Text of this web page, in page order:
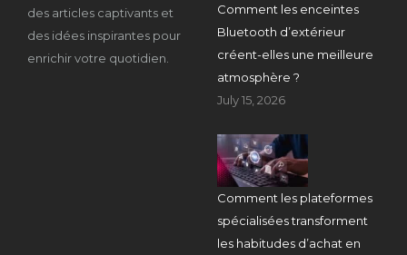
des articles captivants et
des idées inspirantes pour
enrichir votre quotidien.
Comment les enceintes
Bluetooth d’extérieur
créent-elles une meilleure
atmosphère ?
July 15, 2026
Comment les plateformes
spécialisées transforment
les habitudes d’achat en